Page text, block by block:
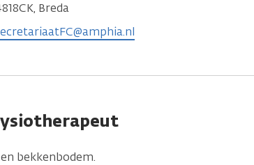
Breda
bekkenbodem.